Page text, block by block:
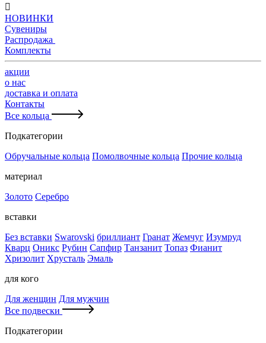

НОВИНКИ
Сувениры
Распродажа
Комплекты
акции
о нас
доставка и оплата
Контакты
Все кольца
Подкатегории
Обручальные кольца Помолвочные кольца Прочие кольца
материал
Золото Серебро
вставки
Без вставки Swarovski бриллиант Гранат Жемчуг Изумруд
Кварц Оникс Рубин Сапфир Танзанит Топаз Фианит
Хризолит Хрусталь Эмаль
для кого
Для женщин Для мужчин
Все подвески
Подкатегории